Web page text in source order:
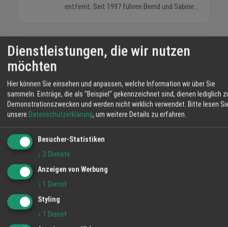
entfernt. Seit 1997 führen Bernd und Sabine
weiten Wiesen. So wächst das Fleisch
bekommen Sie Rind- und Schweinefleisch,
Eier, Brot, Obst und weitere Erzeugnisse aus
eigener Landwirtschaft. Mit Ihrem Einkauf
unterstützen die Pflege der umliegenden
Landwirtschaft, die nah, transparent und
eingebunden in die Umgebung arbeitet. Ihre
Familie vom Hofladen Schmiederhof
16 °C
Klarer Himmel
06:11 55 % N 8 km/h 20:57
34° / 18°
Dienstleistungen, die wir nutzen
möchten
Hier können Sie einsehen und anpassen, welche Information wir über Sie
sammeln. Einträge, die als "Beispiel" gekennzeichnet sind, dienen lediglich
Demonstrationszwecken und werden nicht wirklich verwendet. Bitte lesen
unsere Datenschutzerklärung, um weitere Details zu erfahren.
Besucher-Statistiken
↓ 2 Dienste
Anzeigen von Werbung
↓ 1 Dienst
Styling
↓ 1 Dienst